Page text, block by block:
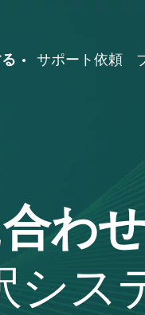
サポート依頼
わ
シス